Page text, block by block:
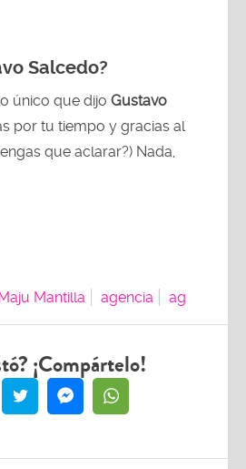
Salcedo?
único que dijo Gustavo
por tu tiempo y gracias al
que aclarar?) Nada,
Mantilla agencia ag
¡Compártelo!